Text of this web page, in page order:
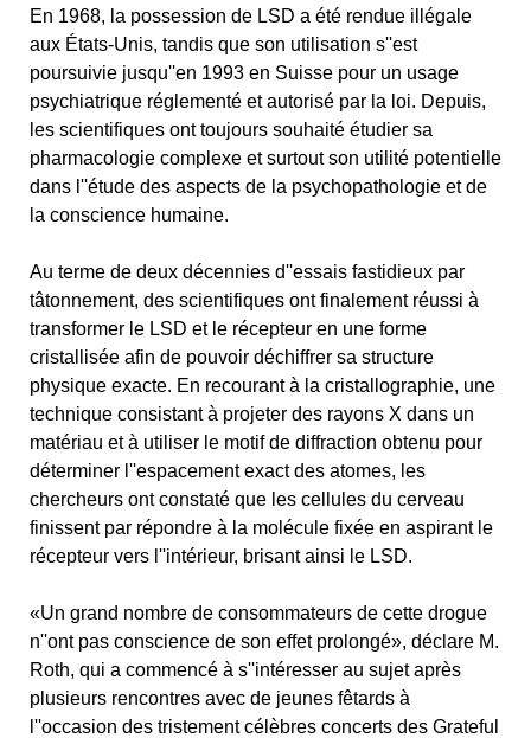
En 1968, la possession de LSD a été rendue illégale
aux États-Unis, tandis que son utilisation s''est
poursuivie jusqu''en 1993 en Suisse pour un usage
psychiatrique réglementé et autorisé par la loi. Depuis,
les scientifiques ont toujours souhaité étudier sa
pharmacologie complexe et surtout son utilité potentielle
dans l''étude des aspects de la psychopathologie et de
la conscience humaine.
Au terme de deux décennies d''essais fastidieux par
tâtonnement, des scientifiques ont finalement réussi à
transformer le LSD et le récepteur en une forme
cristallisée afin de pouvoir déchiffrer sa structure
physique exacte. En recourant à la cristallographie, une
technique consistant à projeter des rayons X dans un
matériau et à utiliser le motif de diffraction obtenu pour
déterminer l''espacement exact des atomes, les
chercheurs ont constaté que les cellules du cerveau
finissent par répondre à la molécule fixée en aspirant le
récepteur vers l''intérieur, brisant ainsi le LSD.
«Un grand nombre de consommateurs de cette drogue
n''ont pas conscience de son effet prolongé», déclare M.
Roth, qui a commencé à s''intéresser au sujet après
plusieurs rencontres avec de jeunes fêtards à
l''occasion des tristement célèbres concerts des Grateful